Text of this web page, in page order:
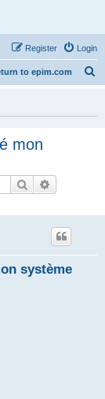
Login
Register
to epim.com
mon
Search
système